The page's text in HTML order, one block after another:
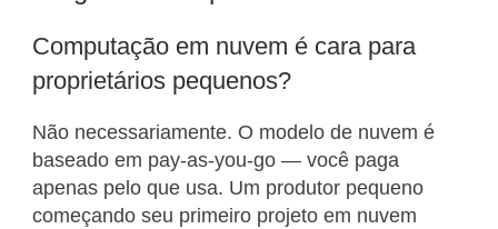
Computação em nuvem é cara para
proprietários pequenos?
Não necessariamente. O modelo de nuvem é
baseado em pay-as-you-go — você paga
apenas pelo que usa. Um produtor pequeno
começando seu primeiro projeto em nuvem